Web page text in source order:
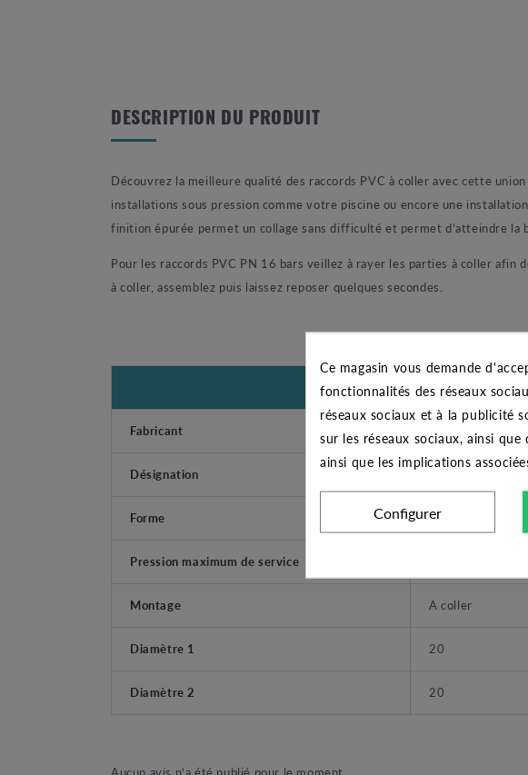
DESCRIPTION DU PRODUIT
Découvrez la meilleure qualité des raccords PVC à coller avec cette
installations sous pression comme votre piscine ou encore une
finition épurée permet un collage sans difficulté et permet d’atteindre la
Pour les raccords PVC PN 16 bars veillez à rayer les parties à coller
à coller, assemblez puis laissez reposer quelques secondes.
Fabricant CODITAL
Désignation
Forme Union
Pression maximum de service
Montage A coller
Diamètre 1 20
Diamètre 2 20
Aucun avis n'a été publié pour le moment.
Ce magasin vous demande
fonctionnalités des réseaux
réseaux sociaux et à la publicité
sur les réseaux sociaux, ainsi
ainsi que les implications
Configurer